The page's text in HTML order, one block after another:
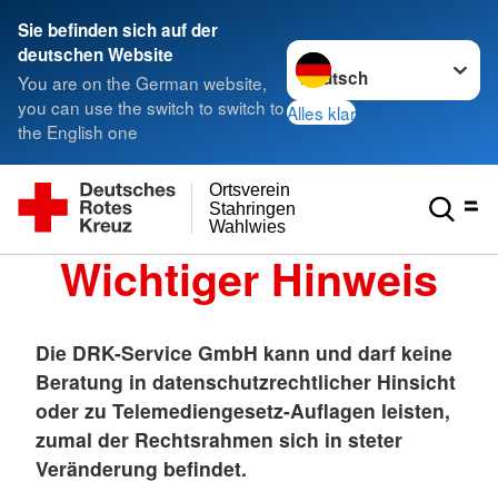
Sie befinden sich auf der
deutschen Website
You are on the German website,
you can use the switch to switch to
the English one
Sprache wechseln zu
Alles klar
Wahlwies
Stahringen
Ortsverein
Wichtiger Hinweis
Die DRK-Service GmbH kann und darf keine
Beratung in datenschutzrechtlicher Hinsicht
oder zu Telemediengesetz-Auflagen leisten,
zumal der Rechtsrahmen sich in steter
Veränderung befindet.